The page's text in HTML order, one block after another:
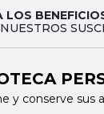
LOS
NUESTROS
y conserve sus